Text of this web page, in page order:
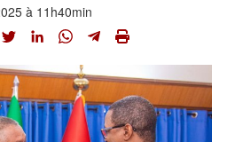
à 11h40min